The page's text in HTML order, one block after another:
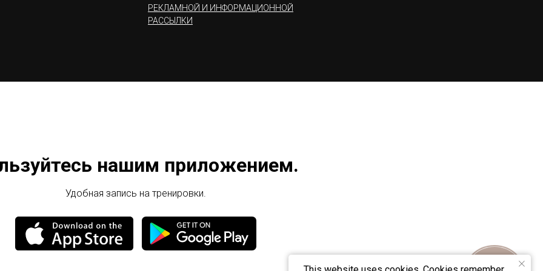
РЕКЛАМНОЙ И ИНФОРМАЦИОННОЙ
РАССЫЛКИ
нашим приложением.
Удобная запись на тренировки.